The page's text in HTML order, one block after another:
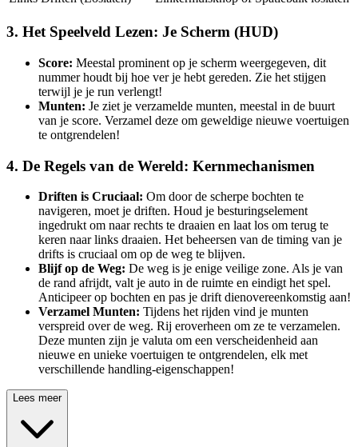
3. Het Speelveld Lezen: Je Scherm (HUD)
Score: Meestal prominent op je scherm weergegeven, dit
nummer houdt bij hoe ver je hebt gereden. Zie het stijgen
terwijl je je run verlengt!
Munten: Je ziet je verzamelde munten, meestal in de buurt
van je score. Verzamel deze om geweldige nieuwe voertuigen
te ontgrendelen!
4. De Regels van de Wereld: Kernmechanismen
Driften is Cruciaal: Om door de scherpe bochten te
navigeren, moet je driften. Houd je besturingselement
ingedrukt om naar rechts te draaien en laat los om terug te
keren naar links draaien. Het beheersen van de timing van je
drifts is cruciaal om op de weg te blijven.
Blijf op de Weg: De weg is je enige veilige zone. Als je van
de rand afrijdt, valt je auto in de ruimte en eindigt het spel.
Anticipeer op bochten en pas je drift dienovereenkomstig aan!
Verzamel Munten: Tijdens het rijden vind je munten
verspreid over de weg. Rij eroverheen om ze te verzamelen.
Deze munten zijn je valuta om een verscheidenheid aan
nieuwe en unieke voertuigen te ontgrendelen, elk met
verschillende handling-eigenschappen!
Lees meer